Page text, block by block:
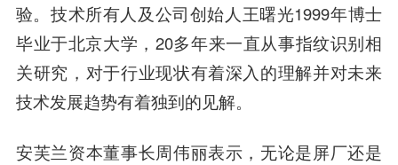
验。技术所有人及公司创始人王曙光1999年博士
毕业于北京大学，20多年来一直从事指纹识别相
关研究，对于行业现状有着深入的理解并对未来
技术发展趋势有着独到的见解。
安芙兰资本董事长周伟丽表示，无论是屏厂还是